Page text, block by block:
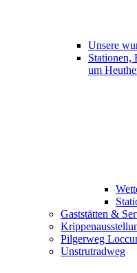
Unsere
Stationen,
um
Gaststätten &
Pilgerweg
Unstrutradweg